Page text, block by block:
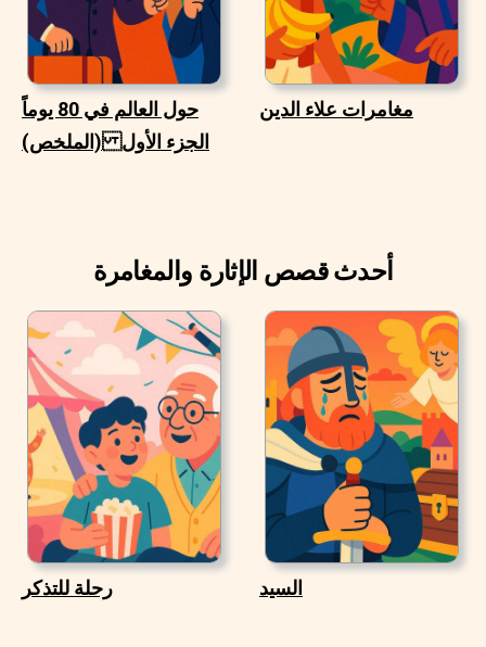
حول العالم في 80 يوماً
(الملخص) الجزء الأول
مغامرات علاء الدين
أحدث قصص الإثارة والمغامرة
رحلة للتذكر السيد